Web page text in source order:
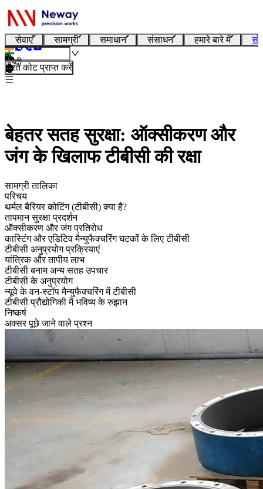
सेवाएं सामग्री समाधान संसाधन हमारे बारे में
हिन्दी
तुरंत कोट प्राप्त करें
बेहतर सतह सुरक्षा: ऑक्सीकरण और
जंग के खिलाफ टीबीसी की रक्षा
सामग्री तालिका
परिचय
थर्मल बैरियर कोटिंग (टीबीसी) क्या है?
तापमान सुरक्षा प्रदर्शन
ऑक्सीकरण और जंग प्रतिरोध
कास्टिंग और एडिटिव मैन्युफैक्चरिंग घटकों के लिए टीबीसी
टीबीसी अनुप्रयोग प्रक्रियाएं
यांत्रिक और तापीय लाभ
टीबीसी बनाम अन्य सतह उपचार
टीबीसी के अनुप्रयोग
न्यूवे के वन-स्टॉप मैन्युफैक्चरिंग में टीबीसी
टीबीसी प्रौद्योगिकी में भविष्य के रुझान
निष्कर्ष
अक्सर पूछे जाने वाले प्रश्न